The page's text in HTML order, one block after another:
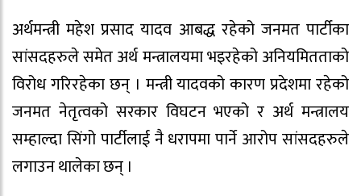
अर्थमन्त्री महेश प्रसाद यादव आबद्ध रहेको जनमत पार्टीका
सांसदहरुले समेत अर्थ मन्त्रालयमा भइरहेको अनियमितताको
विरोध गरिरहेका छन् । मन्त्री यादवको कारण प्रदेशमा रहेको
जनमत नेतृत्वको सरकार विघटन भएको र अर्थ मन्त्रालय
सम्हाल्दा सिंगो पार्टीलाई नै धरापमा पार्ने आरोप सांसदहरुले
लगाउन थालेका छन् ।